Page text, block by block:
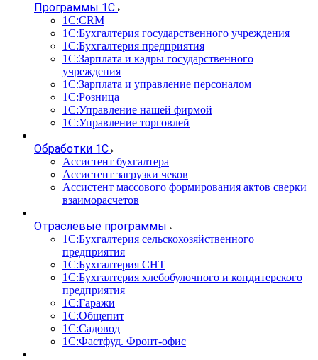
Программы 1С
1С:CRM
1С:Бухгалтерия государственного учреждения
1С:Бухгалтерия предприятия
1С:Зарплата и кадры государственного
учреждения
1С:Зарплата и управление персоналом
1С:Розница
1С:Управление нашей фирмой
1С:Управление торговлей
Обработки 1С
Ассистент бухгалтера
Ассистент загрузки чеков
Ассистент массового формирования актов сверки
взаиморасчетов
Отраслевые программы
1С:Бухгалтерия сельскохозяйственного
предприятия
1С:Бухгалтерия СНТ
1С:Бухгалтерия хлебобулочного и кондитерского
предприятия
1С:Гаражи
1С:Общепит
1С:Садовод
1С:Фастфуд. Фронт-офис